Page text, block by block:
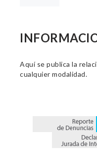
Aquí se publica la
cualquier modalidad.